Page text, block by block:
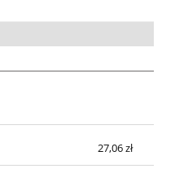
płatności
27,06 zł